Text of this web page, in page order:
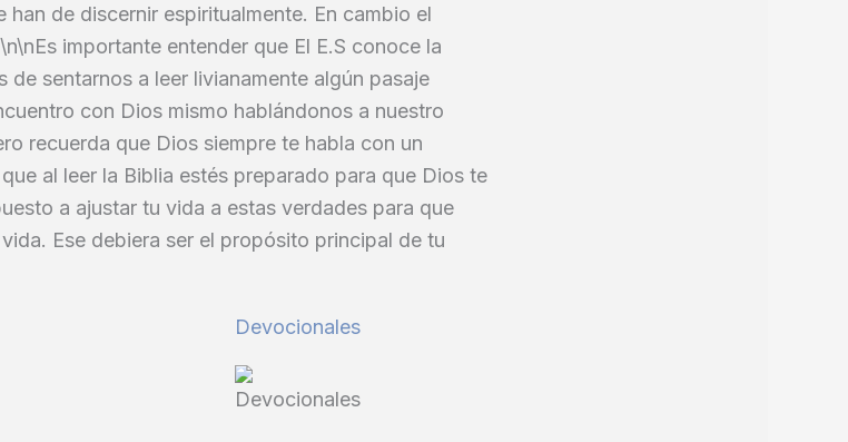
han de discernir espiritualmente. En cambio el
importante entender que El E.S conoce la
sentarnos a leer livianamente algún pasaje
con Dios mismo hablándonos a nuestro
recuerda que Dios siempre te habla con un
al leer la Biblia estés preparado para que Dios te
a ajustar tu vida a estas verdades para que
Ese debiera ser el propósito principal de tu
Devocionales